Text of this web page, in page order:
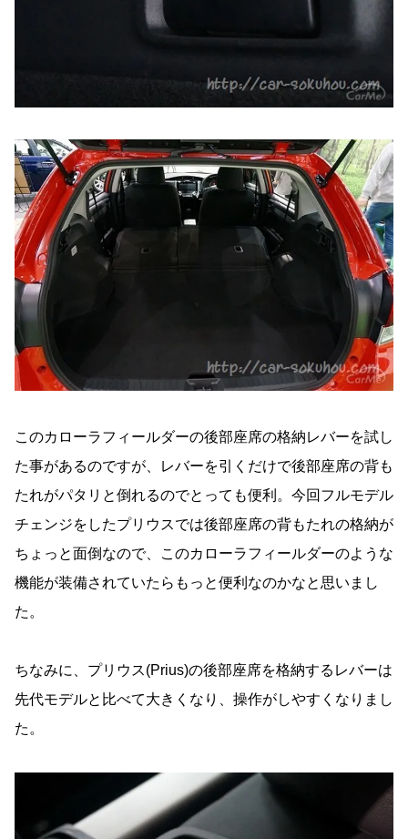
このカローラフィールダーの後部座席の格納レバーを試し
た事があるのですが、レバーを引くだけで後部座席の背も
たれがパタリと倒れるのでとっても便利。今回フルモデル
チェンジをしたプリウスでは後部座席の背もたれの格納が
ちょっと面倒なので、このカローラフィールダーのような
機能が装備されていたらもっと便利なのかなと思いまし
た。
ちなみに、プリウス(Prius)の後部座席を格納するレバーは
先代モデルと比べて大きくなり、操作がしやすくなりまし
た。